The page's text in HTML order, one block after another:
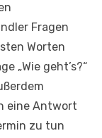
Fragen
Worten
„Wie geht’s?“
eine Antwort
zu tun